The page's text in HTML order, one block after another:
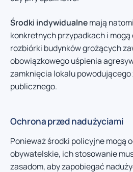
Środki indywidualnemają
konkretnych przypadkach i
rozbiórki budynków grożących
obowiązkowego uśpienia
zamknięcia lokalu
publicznego.
Ochrona przed nadużyciami
Ponieważ środki policyjne mogą
obywatelskie, ich stosowanie
zasadom, aby zapobiegać